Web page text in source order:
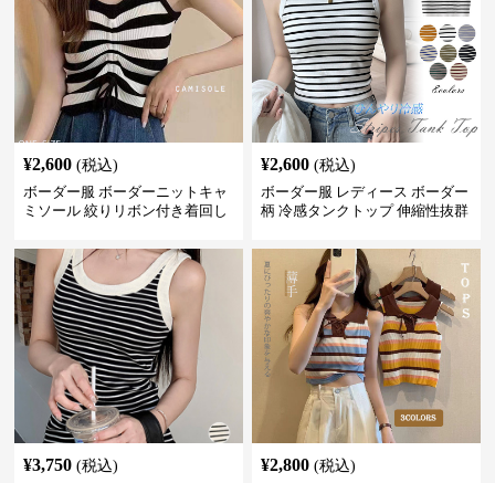
¥2,600 (税込)
ボーダー服 ボーダーニットキャ
ミソール 絞りリボン付き着回し
¥2,600 (税込)
ボーダー服 レディース ボーダー
柄 冷感タンクトップ 伸縮性抜群
¥3,750 (税込)
¥2,800 (税込)